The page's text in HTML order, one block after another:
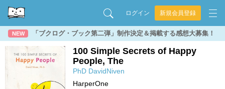
ログイン 新規会員登録
NEW 「ブクログ・ブック第二弾」制作決定＆掲載する感想大募集！
100 Simple Secrets of Happy
People, The
PhD DavidNiven
HarperOne